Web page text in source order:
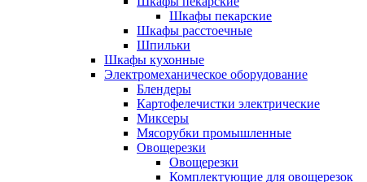
Шкафы пекарские
Шкафы расстоечные
Шпильки
Шкафы кухонные
Электромеханическое оборудование
Блендеры
Картофелечистки электрические
Миксеры
Мясорубки промышленные
Овощерезки
Овощерезки
Комплектующие для овощерезок